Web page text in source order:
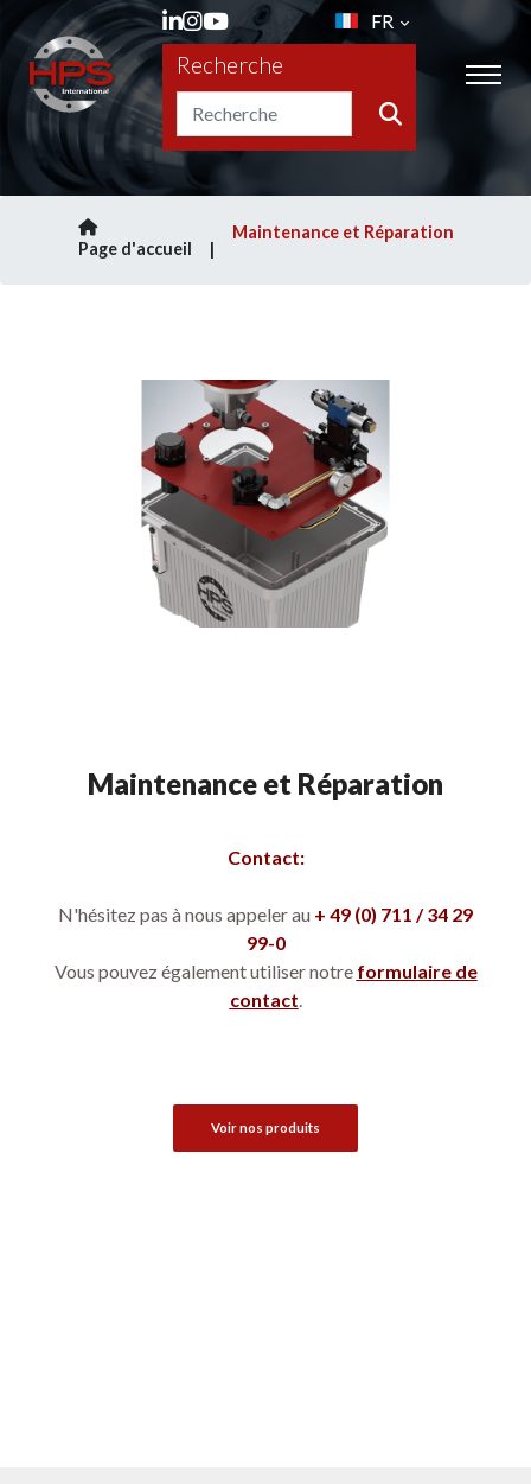
FR
Recherche
Page d'accueil
Maintenance et Réparation
Maintenance et Réparation
Contact:
N'hésitez pas à nous appeler au + 49 (0) 711 / 34 29
99-0
Vous pouvez également utiliser notre formulaire de
contact.
Voir nos produits